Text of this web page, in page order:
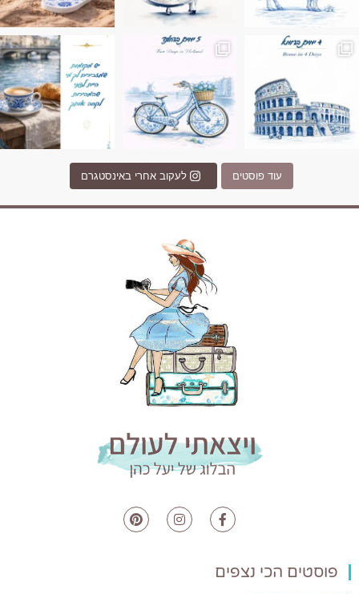
Instagram post
Instagram post 17994326828955248
עוד פוסטים לעקוב אחרי באינסטגרם
פוסטים הכי נצפים